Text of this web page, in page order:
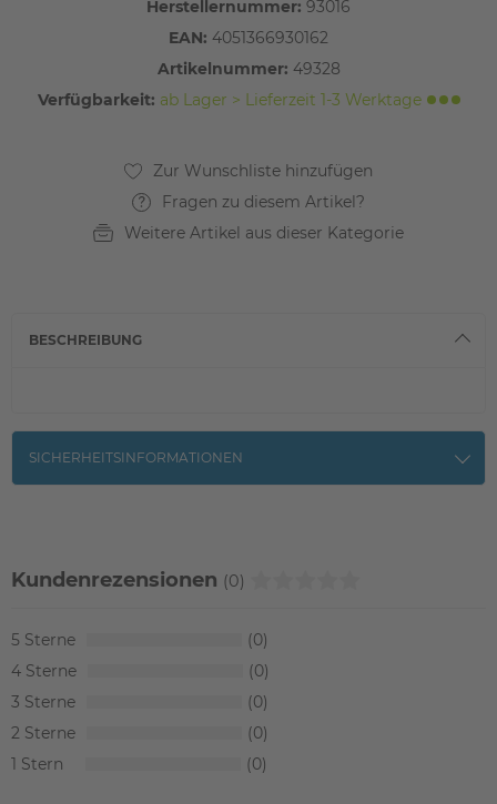
Herstellernummer: 93016
EAN: 4051366930162
Artikelnummer: 49328
Verfügbarkeit: ab Lager > Lieferzeit 1-3 Werktage
Fragen zu diesem Artikel?
Weitere Artikel aus dieser Kategorie
BESCHREIBUNG
SICHERHEITSINFORMATIONEN
Kundenrezensionen (0)
5
0
4
0
3
0
2
0
1
0